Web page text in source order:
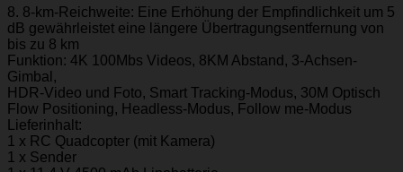
8. 8-km-Reichweite: Eine Erhöhung der Empfindlichkeit um 5
dB gewährleistet eine längere Übertragungsentfernung von
bis zu 8 km
Funktion: 4K 100Mbs Videos, 8KM Abstand, 3-Achsen-
Gimbal,
HDR-Video und Foto, Smart Tracking-Modus, 30M Optisch
Flow Positioning, Headless-Modus, Follow me-Modus
Lieferinhalt:
1 x RC Quadcopter (mit Kamera)
1 x Sender